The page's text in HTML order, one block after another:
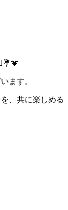
ます。
、共に楽しめる